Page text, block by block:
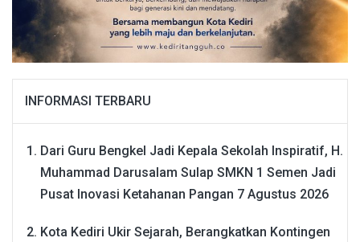
INFORMASI TERBARU
Dari Guru Bengkel Jadi Kepala Sekolah Inspiratif, H.
Muhammad Darusalam Sulap SMKN 1 Semen Jadi
Pusat Inovasi Ketahanan Pangan 7 Agustus 2026
Kota Kediri Ukir Sejarah, Berangkatkan Kontingen